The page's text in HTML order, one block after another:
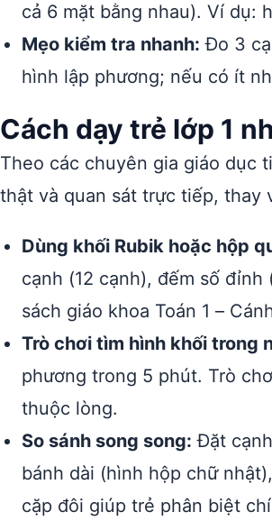
cả 6 mặt bằng nhau). Ví dụ:
Mẹo kiểm tra nhanh: Đo 3
hình lập phương; nếu có ít
Cách dạy trẻ lớp 1
Theo các chuyên gia giáo dục
thật và quan sát trực tiếp, thay
Dùng khối Rubik hoặc hộp
cạnh (12 cạnh), đếm số
sách giáo khoa Toán 1 –
Trò chơi tìm hình khối trong
phương trong 5 phút. Trò
thuộc lòng.
So sánh song song: Đặt
bánh dài (hình hộp chữ
cặp đôi giúp trẻ phân biệt